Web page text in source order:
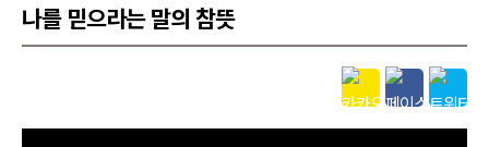
나를 믿으라는 말의 참뜻